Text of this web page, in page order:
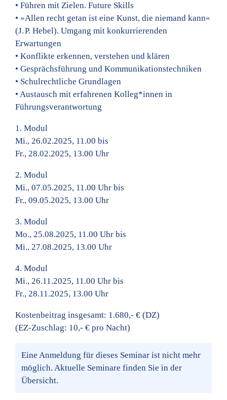
• Führen mit Zielen. Future Skills
• »Allen recht getan ist eine Kunst, die niemand kann«
(J. P. Hebel). Umgang mit konkurrierenden
Erwartungen
• Konflikte erkennen, verstehen und klären
• Gesprächsführung und Kommunikationstechniken
• Schulrechtliche Grundlagen
• Austausch mit erfahrenen Kolleg*innen in
Führungsverantwortung
1. Modul
Mi., 26.02.2025, 11.00 bis
Fr., 28.02.2025, 13.00 Uhr
2. Modul
Mi., 07.05.2025, 11.00 Uhr bis
Fr., 09.05.2025, 13.00 Uhr
3. Modul
Mo., 25.08.2025, 11.00 Uhr bis
Mi., 27.08.2025, 13.00 Uhr
4. Modul
Mi., 26.11.2025, 11.00 Uhr bis
Fr., 28.11.2025, 13.00 Uhr
Kostenbeitrag insgesamt: 1.680,- € (DZ)
(EZ-Zuschlag: 10,- € pro Nacht)
Eine Anmeldung für dieses Seminar ist nicht mehr
möglich. Aktuelle Seminare finden Sie in der
Übersicht.